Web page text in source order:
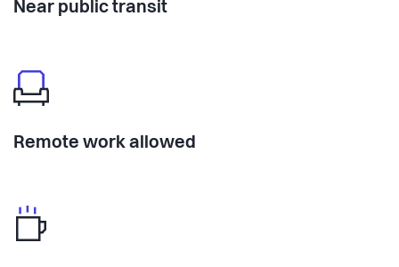
Near public transit
Remote work allowed